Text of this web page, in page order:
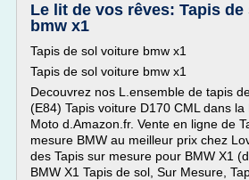
Le lit de vos rêves: Tapis
bmw x1
Tapis de sol voiture bmw x1
Tapis de sol voiture bmw x1
Decouvrez nos L.ensemble de tapis
(E84) Tapis voiture D170 CML dans la
Moto d.Amazon.fr. Vente en ligne de
mesure BMW au meilleur prix chez
des Tapis sur mesure pour BMW X1
BMW X1 Tapis de sol, Sur Mesure,